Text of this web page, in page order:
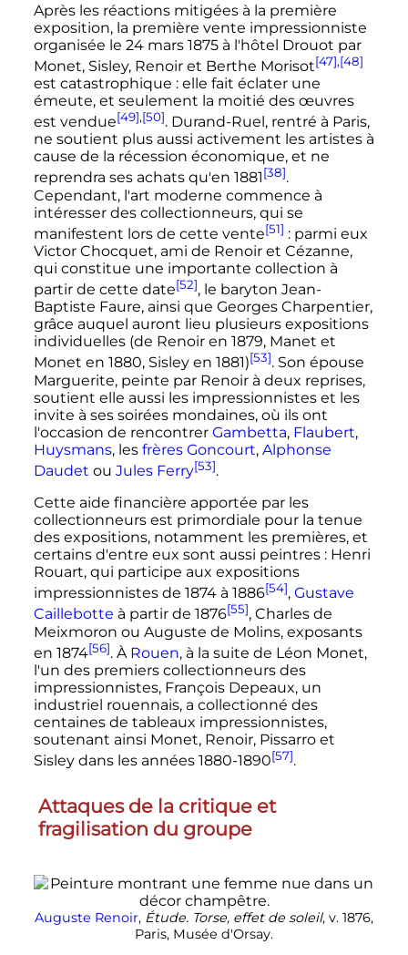
Après les réactions mitigées à la première
exposition, la première vente impressionniste
organisée le 24 mars 1875à l'hôtel Drouot par
Monet, Sisley, Renoir et Berthe Morisot[47],[48]
est catastrophique : elle fait éclater une
émeute, et seulement la moitié des œuvres
est vendue[49],[50]. Durand-Ruel, rentré à Paris,
ne soutient plus aussi activement les artistes à
cause de la récession économique, et ne
reprendra ses achats qu'en 1881[38].
Cependant, l'art moderne commence à
intéresser des collectionneurs, qui se
manifestent lors de cette vente[51] : parmi eux
Victor Chocquet, ami de Renoir et Cézanne,
qui constitue une importante collection à
partir de cette date[52], le baryton Jean-
Baptiste Faure, ainsi que Georges Charpentier,
grâce auquel auront lieu plusieurs expositions
individuelles (de Renoir en 1879, Manet et
Monet en 1880, Sisley en 1881)[53]. Son épouse
Marguerite, peinte par Renoir à deux reprises,
soutient elle aussi les impressionnistes et les
invite à ses soirées mondaines, où ils ont
l'occasion de rencontrer Gambetta, Flaubert,
Huysmans, les frères Goncourt, Alphonse
Daudet ou Jules Ferry[53].
Cette aide financière apportée par les
collectionneurs est primordiale pour la tenue
des expositions, notamment les premières, et
certains d'entre eux sont aussi peintres : Henri
Rouart, qui participe aux expositions
impressionnistes de 1874 à 1886[54], Gustave
Caillebotte à partir de 1876[55], Charles de
Meixmoron ou Auguste de Molins, exposants
en 1874[56]. À Rouen, à la suite de Léon Monet,
l'un des premiers collectionneurs des
impressionnistes, François Depeaux, un
industriel rouennais, a collectionné des
centaines de tableaux impressionnistes,
soutenant ainsi Monet, Renoir, Pissarro et
Sisley dans les années 1880-1890[57].
Attaques de la critique et
fragilisation du groupe
Auguste Renoir, Étude. Torse, effet de soleil, v. 1876,
Paris, Musée d'Orsay.